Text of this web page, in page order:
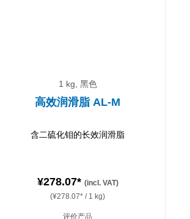
1 kg, 黑色
高效润滑脂 AL-M
‌含二硫化钼的长效润滑脂
¥278.07* (incl. VAT)
(¥278.07* / 1 kg)
评价产品